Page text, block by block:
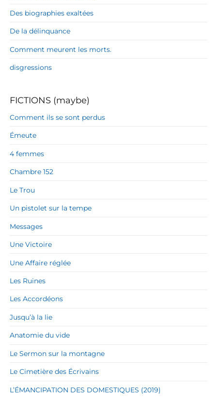
Des biographies exaltées
De la délinquance
Comment meurent les morts.
disgressions
FICTIONS (maybe)
Comment ils se sont perdus
Émeute
4 femmes
Chambre 152
Le Trou
Un pistolet sur la tempe
Messages
Une Victoire
Une Affaire réglée
Les Ruines
Les Accordéons
Jusqu’à la lie
Anatomie du vide
Le Sermon sur la montagne
Le Cimetière des Écrivains
L’ÉMANCIPATION DES DOMESTIQUES (2019)